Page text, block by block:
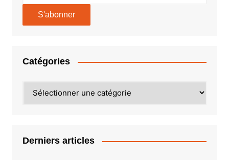
Catégories
Derniers articles